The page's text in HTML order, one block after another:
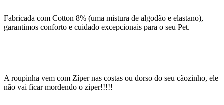
Fabricada com Cotton 8% (uma mistura de algodão e elastano),
garantimos conforto e cuidado excepcionais para o seu Pet.
A roupinha vem com Zíper nas costas ou dorso do seu cãozinho, ele
não vai ficar mordendo o ziper!!!!!